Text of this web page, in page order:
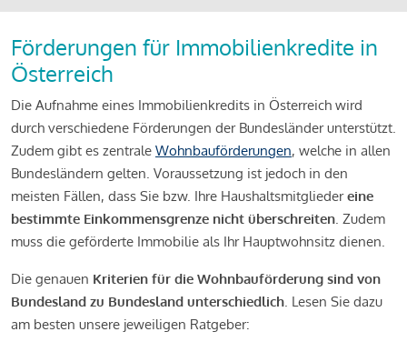
Förderungen für Immobilienkredite in
Österreich
Die Aufnahme eines Immobilienkredits in Österreich wird
durch verschiedene Förderungen der Bundesländer unterstützt.
Zudem gibt es zentrale Wohnbauförderungen, welche in allen
Bundesländern gelten. Voraussetzung ist jedoch in den
meisten Fällen, dass Sie bzw. Ihre Haushaltsmitgliedereine
bestimmte Einkommensgrenze nicht überschreiten. Zudem
muss die geförderte Immobilie als Ihr Hauptwohnsitz dienen.
Die genauen Kriterien für die Wohnbauförderung sind von
Bundesland zu Bundesland unterschiedlich. Lesen Sie dazu
am besten unsere jeweiligen Ratgeber: